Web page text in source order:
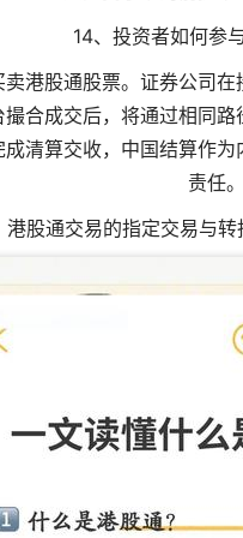
14、投资者如何参
港股通股票。证券公司
合成交后，将通过相同
清算交收，中国结算作
责任。
港股通交易的指定交易与转